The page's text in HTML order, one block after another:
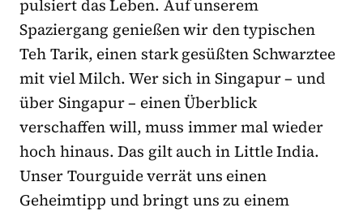
pulsiert das Leben. Auf unserem
Spaziergang genießen wir den typischen
Teh Tarik, einen stark gesüßten Schwarztee
mit viel Milch. Wer sich in Singapur – und
über Singapur – einen Überblick
verschaffen will, muss immer mal wieder
hoch hinaus. Das gilt auch in Little India.
Unser Tourguide verrät uns einen
Geheimtipp und bringt uns zu einem